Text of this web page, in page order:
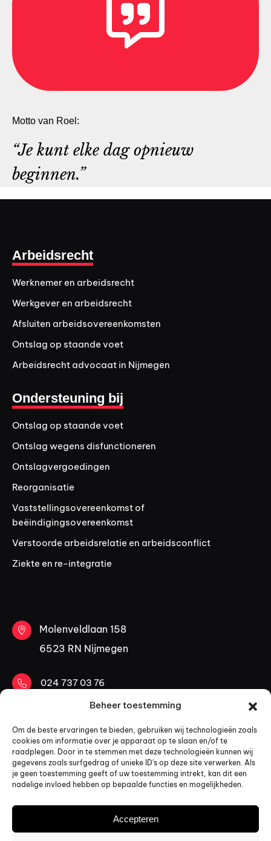
Beheer toestemming
Om de beste ervaringen te bieden, gebruiken wij technologieën zoals
cookies om informatie over je apparaat op te slaan en/of te
raadplegen. Door in te stemmen met deze technologieën kunnen wij
gegevens zoals surfgedrag of unieke ID's op deze site verwerken. Als
je geen toestemming geeft of uw toestemming intrekt, kan dit een
nadelige invloed hebben op bepaalde functies en mogelijkheden.
Accepteren
Motto van Roel:
“Je kunt elke dag opnieuw
beginnen.”
Arbeidsrecht
Werknemer en arbeidsrecht
Werkgever en arbeidsrecht
Afsluiten arbeidsovereenkomsten
Ontslag op staande voet
Arbeidsrecht advocaat in Nijmegen
Ondersteuning bij
Ontslag op staande voet
Ontslag wegens disfunctioneren
Ontslagvergoedingen
Reorganisatie
Vaststellingsovereenkomst of
beëindigingsovereenkomst
Verstoorde arbeidsrelatie en arbeidsconflict
Ziekte en re-integratie
Molenveldlaan 158
6523 RN Nijmegen
024 737 03 76
06 53 30 84 40
mail@kopadvocaten.nl
LinkedIn
Design & code by:Studio 024
© 2026 Alle rechten voorbehouden KOP Advocaten
Algemene voorwaarden